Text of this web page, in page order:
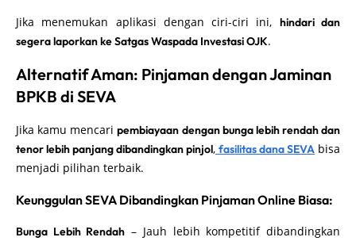
Jika menemukan aplikasi dengan ciri-ciri ini, hindari dan
segera laporkan ke Satgas Waspada Investasi OJK.
Alternatif Aman: Pinjaman dengan Jaminan
BPKB di SEVA
Jika kamu mencaripembiayaan dengan bunga lebih rendah dan
tenor lebih panjang dibandingkan pinjol, fasilitas dana SEVA bisa
menjadi pilihan terbaik.
Keunggulan SEVA Dibandingkan Pinjaman Online Biasa:
Bunga Lebih Rendah – Jauh lebih kompetitif dibandingkan